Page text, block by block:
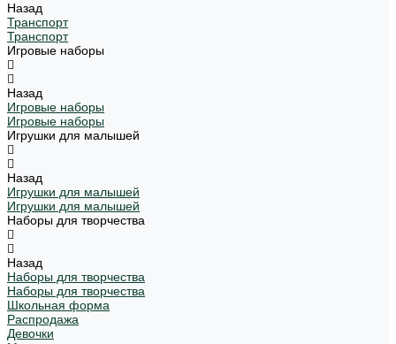
Назад
Транспорт
Транспорт
Игровые наборы
Назад
Игровые наборы
Игровые наборы
Игрушки для малышей
Назад
Игрушки для малышей
Игрушки для малышей
Наборы для творчества
Назад
Наборы для творчества
Наборы для творчества
Школьная форма
Распродажа
Девочки